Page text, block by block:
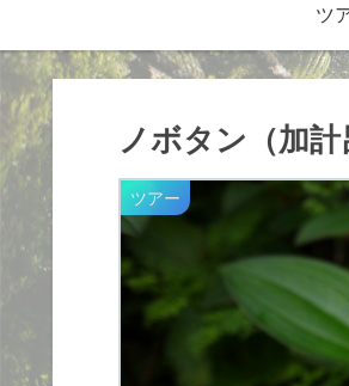
ツ
ノボタン（加計
ツアー